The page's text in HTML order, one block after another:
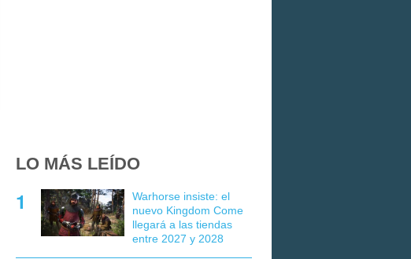
LO MÁS LEÍDO
Warhorse insiste: el
nuevo Kingdom Come
llegará a las tiendas
entre 2027 y 2028